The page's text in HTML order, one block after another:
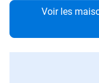
Voir les